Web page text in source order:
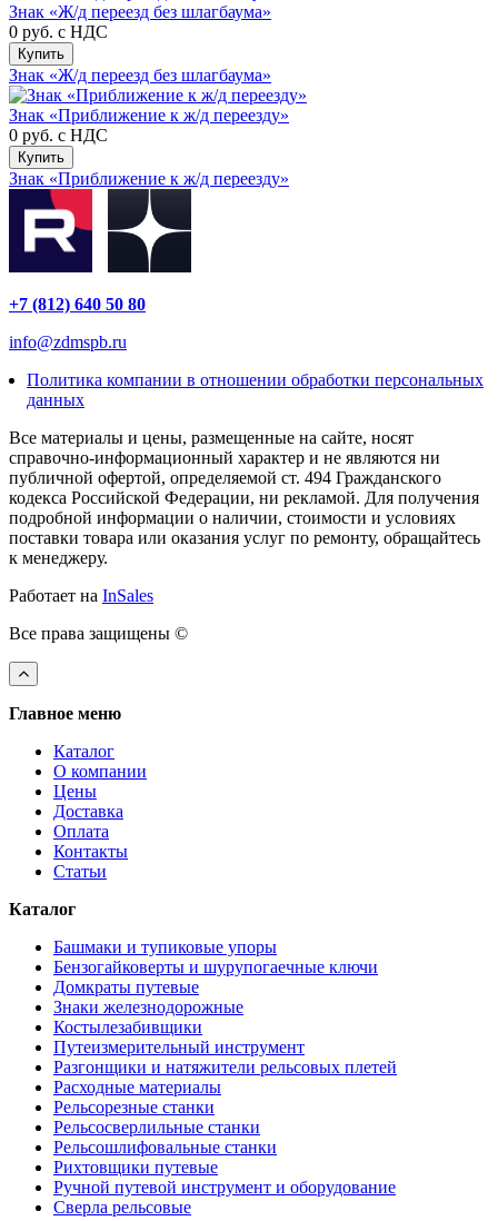
Знак «Ж/д переезд без шлагбаума»
0 руб. с НДС
Купить
Знак «Ж/д переезд без шлагбаума»
Знак «Приближение к ж/д переезду»
0 руб. с НДС
Купить
Знак «Приближение к ж/д переезду»
+7 (812) 640 50 80
info@zdmspb.ru
Политика компании в отношении обработки персональных
данных
Все материалы и цены, размещенные на сайте, носят
справочно-информационный характер и не являются ни
публичной офертой, определяемой ст. 494 Гражданского
кодекса Российской Федерации, ни рекламой. Для получения
подробной информации о наличии, стоимости и условиях
поставки товара или оказания услуг по ремонту, обращайтесь
к менеджеру.
Работает на InSales
Все права защищены ©
Главное меню
Каталог
О компании
Цены
Доставка
Оплата
Контакты
Статьи
Каталог
Башмаки и тупиковые упоры
Бензогайковерты и шурупогаечные ключи
Домкраты путевые
Знаки железнодорожные
Костылезабивщики
Путеизмерительный инструмент
Разгонщики и натяжители рельсовых плетей
Расходные материалы
Рельсорезные станки
Рельсосверлильные станки
Рельсошлифовальные станки
Рихтовщики путевые
Ручной путевой инструмент и оборудование
Сверла рельсовые